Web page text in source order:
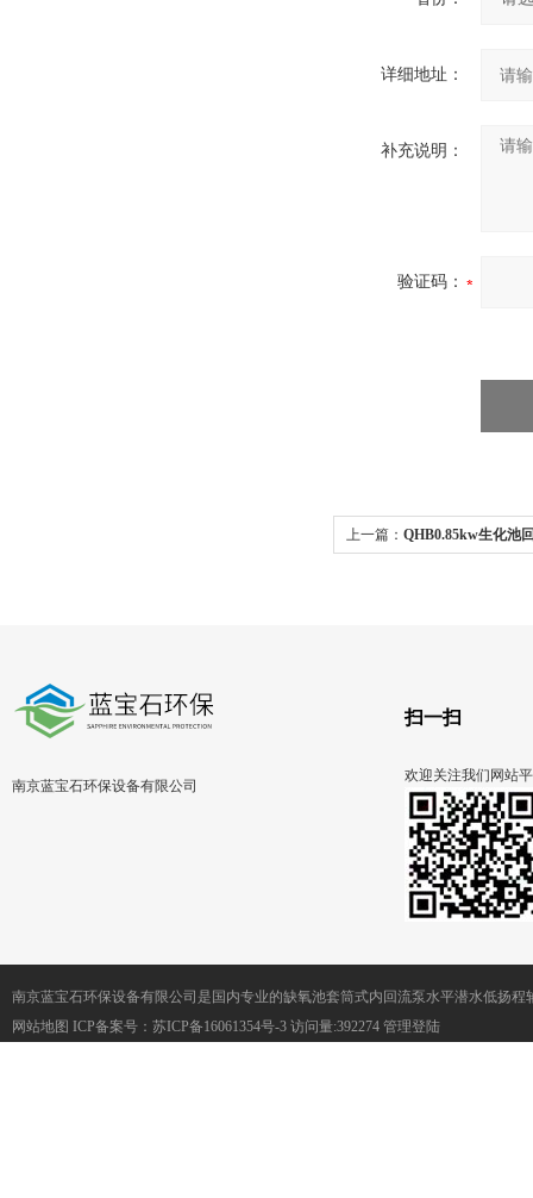
详细地址：
补充说明：
验证码：
上一篇： QHB0.85kw生化池
南京蓝宝石环保设备有限公司
扫一扫
欢迎关注我们网站
南京蓝宝石环保设备有限公司是国内专业的缺氧池套筒式内回流泵水平潜水低扬
网站地图 ICP备案号： 苏ICP备16061354号-3 访问量:392274 管理登陆